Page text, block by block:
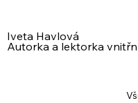
Iveta Havlová
Autorka a lektorka